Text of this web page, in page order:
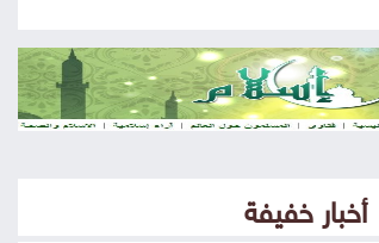
إشادة شعبية بالاشتراطات الجديدة
للشاورما مع دعوات لتشديد الرقابة
في غزة
أخبار خفيفة